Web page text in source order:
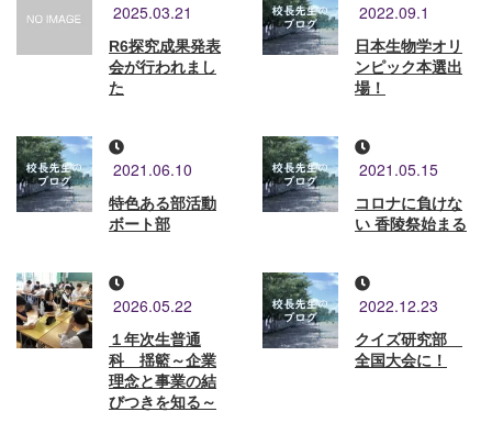
2025.03.21
R6探究成果発表
会が行われまし
た
2022.09.1
日本生物学オリ
ンピック本選出
場！
2021.06.10
特色ある部活動
ボート部
2021.05.15
コロナに負けな
い 香陵祭始まる
2026.05.22
１年次生普通
科 揺籃～企業
理念と事業の結
びつきを知る～
2022.12.23
クイズ研究部
全国大会に！